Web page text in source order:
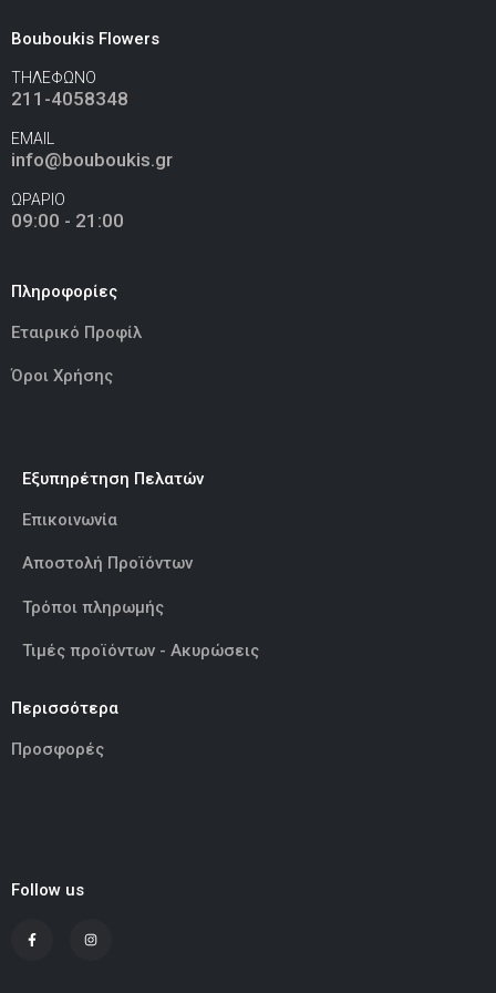
Ελεφαντάκι Γαλάζιο 50εκ
Ελεφαντάκι Ροζ 50εκ
Καμηλοπάρδαλη 80εκ
Bouboukis Flowers
ΤΗΛΕΦΩΝΟ
211-4058348
EMAIL
info@bouboukis.gr
ΩΡΑΡΙΟ
09:00 - 21:00
Πληροφορίες
Εταιρικό Προφίλ
Όροι Χρήσης
Εξυπηρέτηση Πελατών
Επικοινωνία
Αποστολή Προϊόντων
Τρόποι πληρωμής
Τιμές προϊόντων - Ακυρώσεις
Περισσότερα
Προσφορές
Follow us